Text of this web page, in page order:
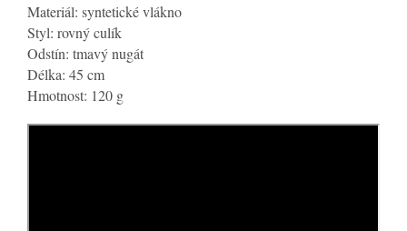
Materiál: syntetické vlákno
Styl: rovný culík
Odstín: tmavý nugát
Délka: 45 cm
Hmotnost: 120 g